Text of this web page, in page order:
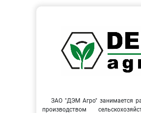
ЗАО "ДЭМ Агро" занимается
производством